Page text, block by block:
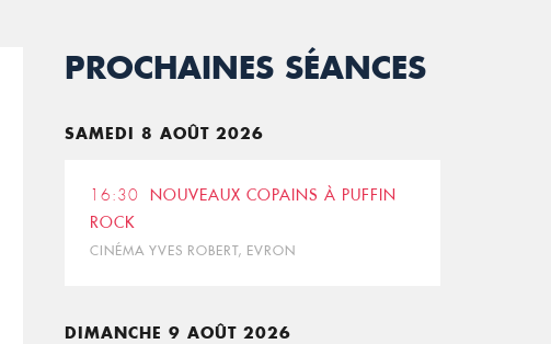
PROCHAINES SÉANCES
SAMEDI 8 AOÛT 2026
16:30
NOUVEAUX COPAINS À PUFFIN
ROCK
CINÉMA YVES ROBERT, EVRON
DIMANCHE 9 AOÛT 2026